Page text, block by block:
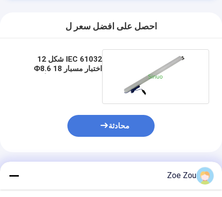
مراقبة الجودة
اتصل بنا
أجهزة اختبار الأجهزة الكهربائية
احصل على افضل سعر ل
IEC 61032 شكل 12
اختبار مسبار 18 Ф8.6
محادثة
المنتجات الموصى بها
Zoe Zou